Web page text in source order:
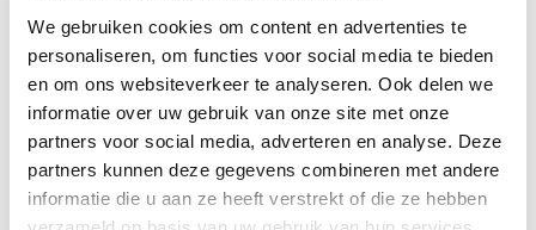
We gebruiken cookies om content en advertenties te
personaliseren, om functies voor social media te bieden
en om ons websiteverkeer te analyseren. Ook delen we
informatie over uw gebruik van onze site met onze
partners voor social media, adverteren en analyse. Deze
partners kunnen deze gegevens combineren met andere
informatie die u aan ze heeft verstrekt of die ze hebben
spiritualiteit Amsterdam
mevr. Renate Cauwels, geestelijk begeleider en
programmacoördinator bezinningscentrum Oude
Abdij Drongen